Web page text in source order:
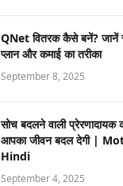
QNet वितरक कैसे बनें? जानें
प्लान और कमाई का तरीका
September 8, 2025
सोच बदलने वाली प्रेरणादायक
आपका जीवन बदल देगी |
Hindi
September 4, 2025